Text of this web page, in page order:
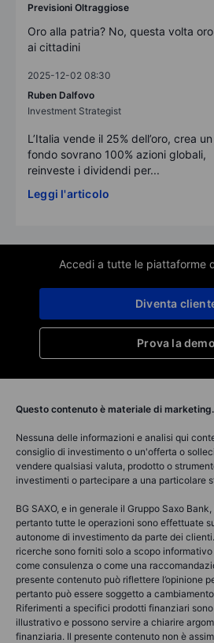
Previsioni Oltraggiose
Oro alla patria? No, questa volta oro
ai cittadini
2025-12-02 08:30
Ruben Dalfovo
Investment Strategist
L’Italia vende il 25% dell’oro, crea un
fondo sovrano 100% azioni globali,
reinveste i dividendi per...
Leggi l'articolo
Accedi a tutte le piattaforme
Prova la demo
Diventa
Questo contenuto è materiale di marketing.
Nessuna delle informazioni e analisi qui
consiglio di investimento o un'offerta o
vendere qualsiasi valuta, prodotto o
investimenti o partecipare a una particolare
BG SAXO, e in generale il Gruppo Saxo
pertanto tutte le operazioni sono effettuate
autonome di investimento da parte dei
ricerche sono forniti solo a scopo
come consulenza o come una
presente contenuto può riflettere l’opinione
pertanto può essere soggetto a
Riferimenti a specifici prodotti finanziari
illustrativo e possono servire a chiarire
finanziaria. Il presente contenuto non è